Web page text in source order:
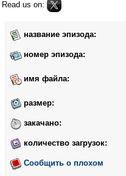
Read us on:
название эпизода:
номер эпизода:
имя файла:
размер:
закачано:
количество загрузок:
Сообщить о плохом